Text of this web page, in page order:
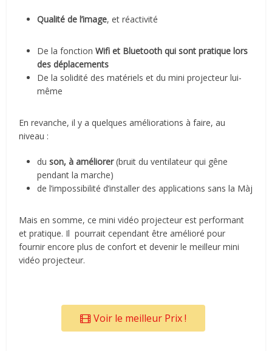
Qualité de l’image, et réactivité
De la fonctionWifi et Bluetooth qui sont pratique lors
des déplacements
De la solidité des matériels et du mini projecteur lui-
même
En revanche, il y a quelques améliorations à faire, au
niveau :
duson, à améliorer(bruit du ventilateur qui gêne
pendant la marche)
de l’impossibilité d’installer des applications sans la Màj
Mais en somme, ce mini vidéo projecteur est performant
et pratique. Il pourrait cependant être amélioré pour
fournir encore plus de confort et devenir le meilleur mini
vidéo projecteur.
Voir le meilleur Prix !